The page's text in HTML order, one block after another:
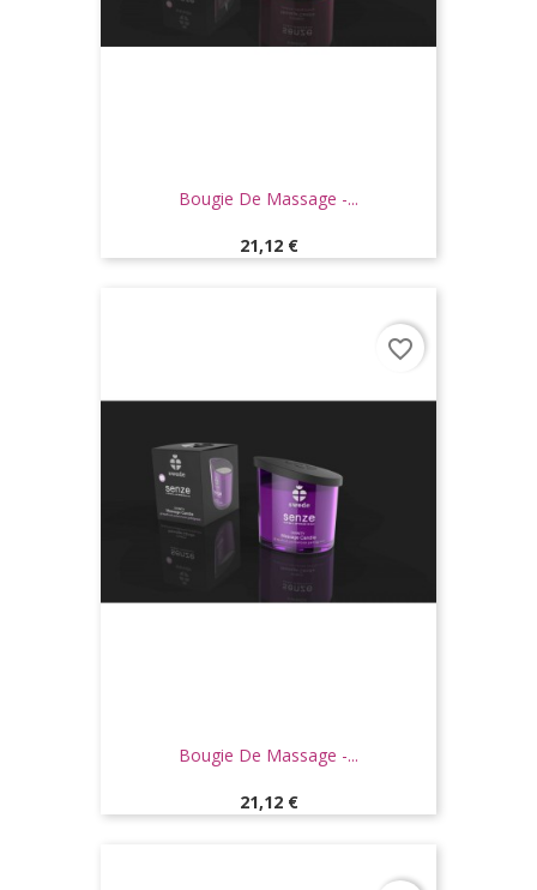
Bougie De Massage -...
Prix
21,12 €
Bougie De Massage -...
Prix
21,12 €
favorite_border